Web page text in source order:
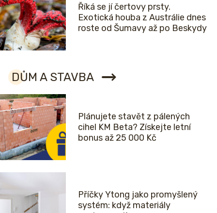
Říká se jí čertovy prsty.
Exotická houba z Austrálie dnes
roste od Šumavy až po Beskydy
DŮM A STAVBA
Plánujete stavět z pálených
cihel KM Beta? Získejte letní
bonus až 25 000 Kč
Příčky Ytong jako promyšlený
systém: když materiály